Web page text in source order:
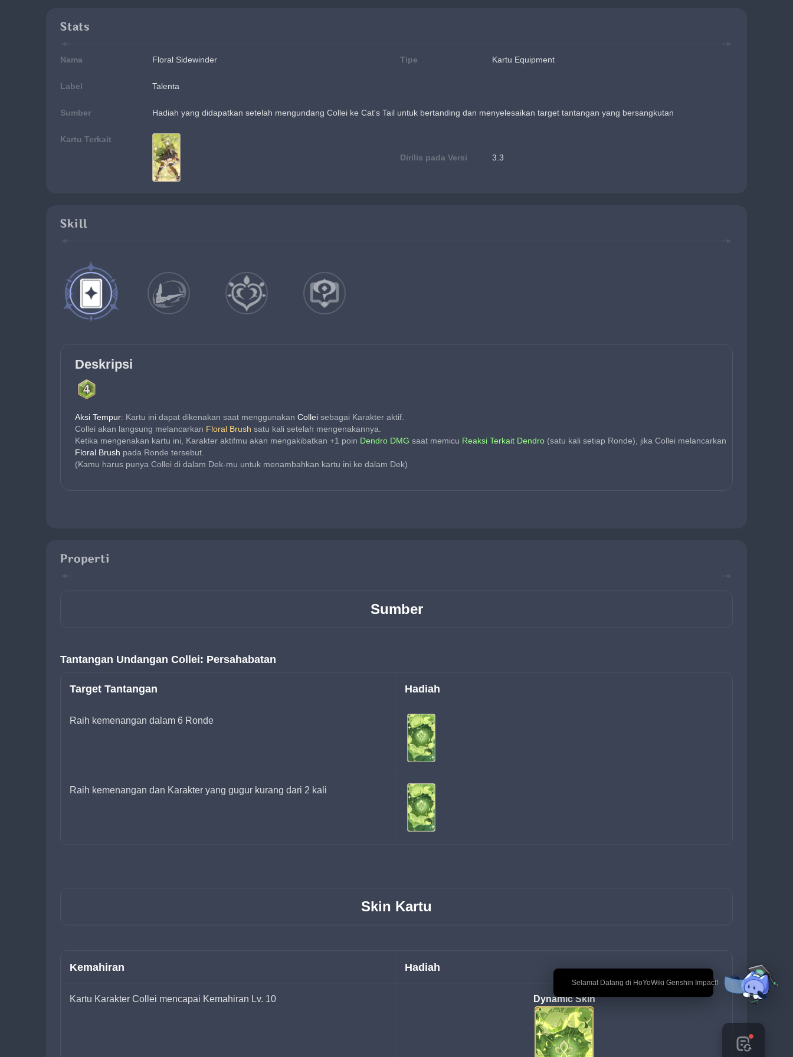
🎉 Selamat Datang di HoYoWiki Genshin Impact!
Stats
Nama Floral Sidewinder Tipe Kartu Equipment
Label Talenta
Sumber Hadiah yang didapatkan setelah mengundang Collei ke Cat's Tail untuk bertanding dan menyelesaikan target tantangan yang bersangkutan
Kartu Terkait
Dirilis pada Versi
3.3
Skill
Deskripsi
Aksi Tempur: Kartu ini dapat dikenakan saat menggunakan Collei sebagai Karakter aktif.
Collei akan langsung melancarkan Floral Brush satu kali setelah mengenakannya.
Ketika mengenakan kartu ini, Karakter aktifmu akan mengakibatkan +1 poin Dendro DMG saat memicu Reaksi Terkait Dendro
Floral Brush pada Ronde tersebut.
(Kamu harus punya Collei di dalam Dek-mu untuk menambahkan kartu ini ke dalam Dek)
Properti
Sumber
Tantangan Undangan Collei: Persahabatan
Target Tantangan Hadiah
Raih kemenangan dalam 6 Ronde
Raih kemenangan dan Karakter yang gugur kurang dari 2 kali
Skin Kartu
Kemahiran Hadiah
Kartu Karakter Collei mencapai Kemahiran Lv. 10 Dynamic Skin